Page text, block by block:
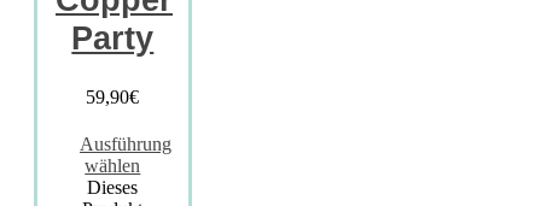
Party
59,90€
Ausführung
wählen
Dieses